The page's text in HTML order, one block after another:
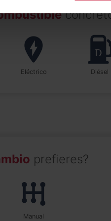
Eléctrico Diésel
prefieres?
manual